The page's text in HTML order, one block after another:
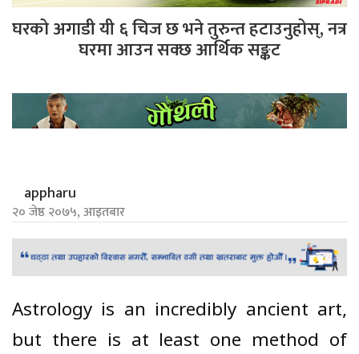
घरको अगाडी यी ६ चिज छ भने तुरुन्त हटाउनुहोस्, नत्र
घरमा आउन सक्छ आर्थिक सङ्कट
appharu
२० जेष्ठ २०७५, आइतबार
Astrology is an incredibly ancient art,
but there is at least one method of